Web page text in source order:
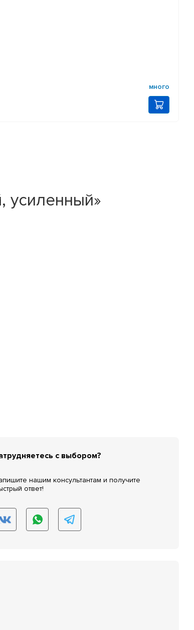
много
с выбором?
нашим консультантам и получите
ответ!